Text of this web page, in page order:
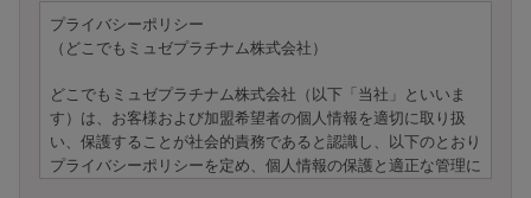
プライバシーポリシー
（どこでもミュゼプラチナム株式会社）
どこでもミュゼプラチナム株式会社（以下「当社」といいま
す）は、お客様および加盟希望者の個人情報を適切に取り扱
い、保護することが社会的責務であると認識し、以下のとおり
プライバシーポリシーを定め、個人情報の保護と適正な管理に